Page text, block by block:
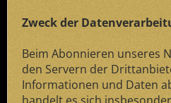
Zweck der
Beim Abonnieren unseres
den Servern der
Informationen und Daten